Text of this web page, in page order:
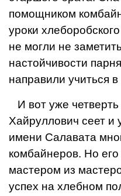
помощником
уроки
не могли не
настойчивости
направили учиться
И вот уже
Хайруллович сеет и
имени Салавата
комбайнеров. Но
мастером из
успех на хлебном